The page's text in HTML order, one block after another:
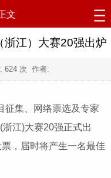
文
浙江）大赛20强出炉
624 次 作者:
集、网络票选及专家
浙江)大赛20强正式出
，届时将产生一名最佳